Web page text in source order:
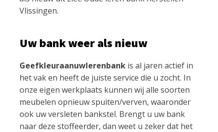
Vlissingen.
Uw bank weer als nieuw
Geefkleuraanuwlerenbank is al jaren actief in
het vak en heeft de juiste service die u zocht. In
onze eigen werkplaats kunnen wij alle soorten
meubelen opnieuw spuiten/verven, waaronder
ook uw versleten bankstel. Brengt u uw bank
naar deze stoffeerder, dan weet u zeker dat het